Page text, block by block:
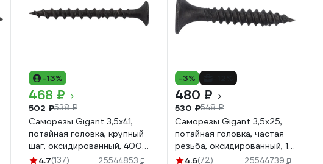
-13%
468 ₽
502 ₽538 ₽
Саморезы Gigant 3,5x41,
потайная головка, крупный
шаг, оксидированный, 400
шт. 123550
4.7(137) 25544853
-3%
480 ₽
530 ₽548 ₽
Саморезы Gigant 3,5x25,
потайная головка, частая
резьба, оксидированный, 1
кг (примерно 655 шт) 123611
4.6(72) 25544739